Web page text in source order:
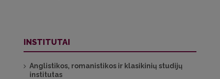
INSTITUTAI
Anglistikos, romanistikos ir klasikinių studijų
institutas